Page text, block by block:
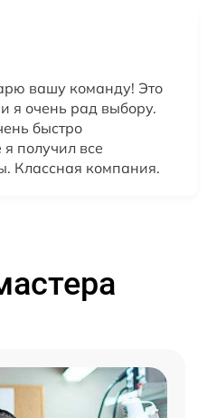
вашу команду! Это
я очень рад выбору.
быстро
получил все
Классная компания.